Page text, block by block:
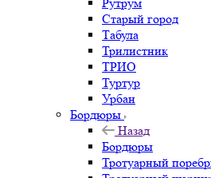
Старый город
Табула
Трилистник
ТРИО
Туртур
Урбан
Бордюры
Назад
Бордюры
Тротуарный